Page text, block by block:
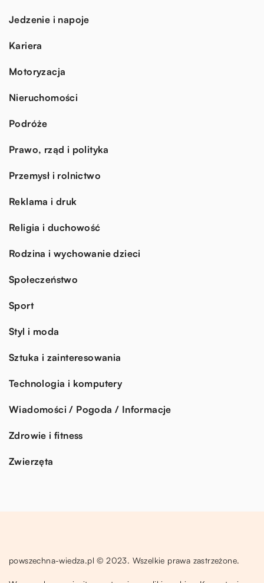
Jedzenie i napoje
Kariera
Motoryzacja
Nieruchomości
Podróże
Prawo, rząd i polityka
Przemysł i rolnictwo
Reklama i druk
Religia i duchowość
Rodzina i wychowanie dzieci
Społeczeństwo
Sport
Styl i moda
Sztuka i zainteresowania
Technologia i komputery
Wiadomości / Pogoda / Informacje
Zdrowie i fitness
Zwierzęta
powszechna-wiedza.pl © 2023. Wszelkie prawa zastrzeżone.